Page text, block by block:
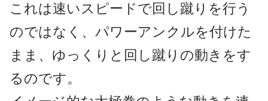
これは速いスピードで回し蹴りを行う
のではなく、 パワーアンクルを付けた
まま、ゆっくりと回し蹴りの動きをす
るのです。